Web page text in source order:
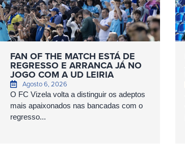
FAN OF THE MATCH ESTÁ DE
REGRESSO E ARRANCA JÁ NO
JOGO COM A UD LEIRIA
Agosto 6, 2026
O FC Vizela volta a distinguir os adeptos
mais apaixonados nas bancadas com o
regresso...